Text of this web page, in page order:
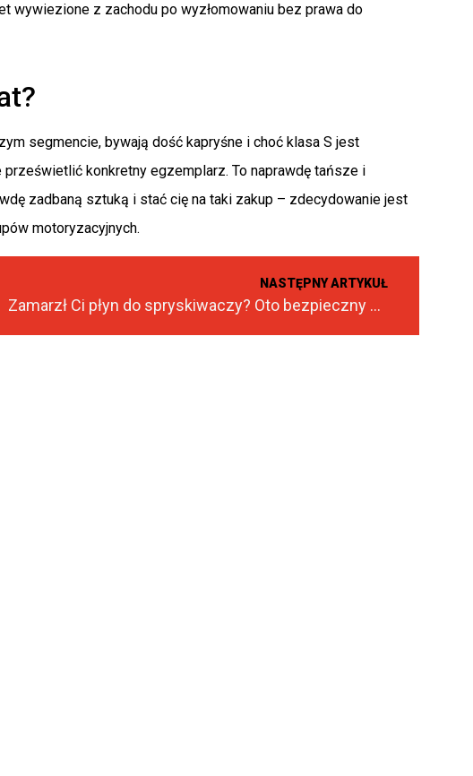
wywiezione z zachodu po wyzłomowaniu bez prawa do
segmencie, bywają dość kapryśne i choć klasa S jest
konkretny egzemplarz. To naprawdę tańsze i
zadbaną sztuką i stać cię na taki zakup – zdecydowanie jest
motoryzacyjnych.
NASTĘPNY ARTYKUŁ
Zamarzł Ci płyn do spryskiwaczy? Oto bezpieczny sposób, który stosuje niewielu!